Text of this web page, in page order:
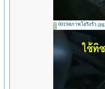
0019สภาพโอริงรั่ว.jpg